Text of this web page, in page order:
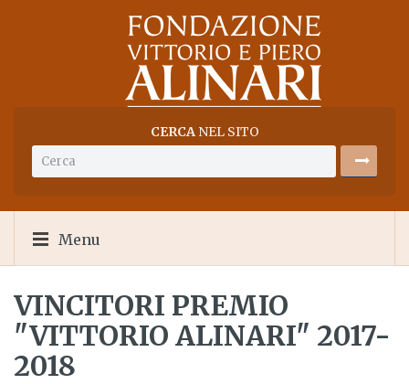
CERCANEL SITO
Menu
VINCITORI PREMIO
"VITTORIO ALINARI" 2017-
2018